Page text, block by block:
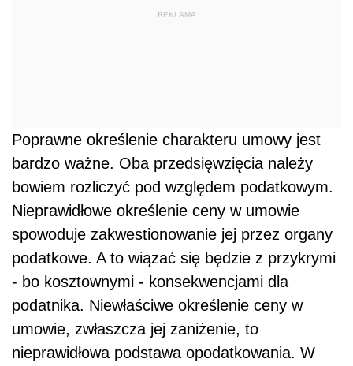
REKLAMA
Poprawne określenie charakteru umowy jest
bardzo ważne. Oba przedsięwzięcia należy
bowiem rozliczyć pod względem podatkowym.
Nieprawidłowe określenie ceny w umowie
spowoduje zakwestionowanie jej przez organy
podatkowe. A to wiązać się będzie z przykrymi
- bo kosztownymi - konsekwencjami dla
podatnika. Niewłaściwe określenie ceny w
umowie, zwłaszcza jej zaniżenie, to
nieprawidłowa podstawa opodatkowania. W